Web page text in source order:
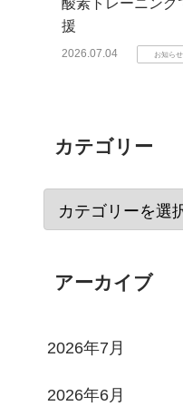
援
2026.07.04 お知らせ
カテゴリー
アーカイブ
2026年7月
2026年6月